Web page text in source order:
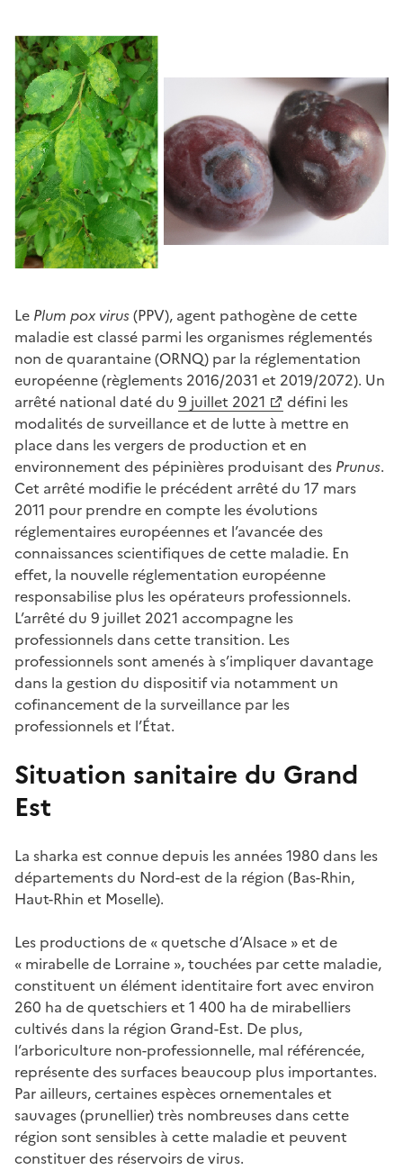
Le Plum pox virus(PPV), agent pathogène de cette
maladie est classé parmi les organismes réglementés
non de quarantaine (ORNQ) par la réglementation
européenne (règlements 2016/2031 et 2019/2072). Un
arrêté national daté du 9 juillet 2021
défini les
modalités de surveillance et de lutte à mettre en
place dans les vergers de production et en
environnement des pépinières produisant des Prunus.
Cet arrêté modifie le précédent arrêté du 17 mars
2011 pour prendre en compte les évolutions
réglementaires européennes et l’avancée des
connaissances scientifiques de cette maladie. En
effet, la nouvelle réglementation européenne
responsabilise plus les opérateurs professionnels.
L’arrêté du 9 juillet 2021 accompagne les
professionnels dans cette transition. Les
professionnels sont amenés à s’impliquer davantage
dans la gestion du dispositif via notamment un
cofinancement de la surveillance par les
professionnels et l’État.
Situation sanitaire du Grand
Est
La sharka est connue depuis les années 1980 dans les
départements du Nord-est de la région (Bas-Rhin,
Haut-Rhin et Moselle).
Les productions de « quetsche d’Alsace » et de
« mirabelle de Lorraine », touchées par cette maladie,
constituent un élément identitaire fort avec environ
260 ha de quetschiers et 1 400 ha de mirabelliers
cultivés dans la région Grand-Est. De plus,
l’arboriculture non-professionnelle, mal référencée,
représente des surfaces beaucoup plus importantes.
Par ailleurs, certaines espèces ornementales et
sauvages (prunellier) très nombreuses dans cette
région sont sensibles à cette maladie et peuvent
constituer des réservoirs de virus.